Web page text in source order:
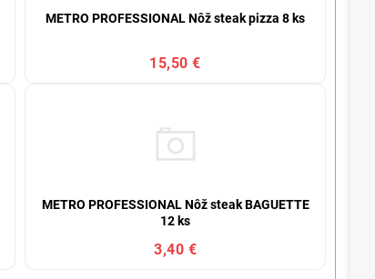
METRO PROFESSIONAL Nôž steak pizza 8 ks
15,50 €
METRO PROFESSIONAL Nôž steak BAGUETTE
12 ks
3,40 €